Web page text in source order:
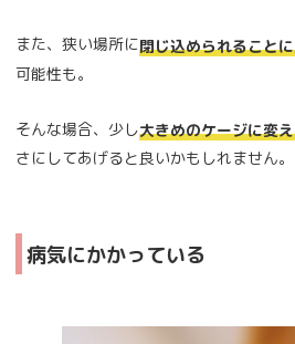
また、狭い場所に閉じ込められること
可能性も。
そんな場合、少し大きめのケージに変
さにしてあげると良いかもしれません。
病気にかかっている